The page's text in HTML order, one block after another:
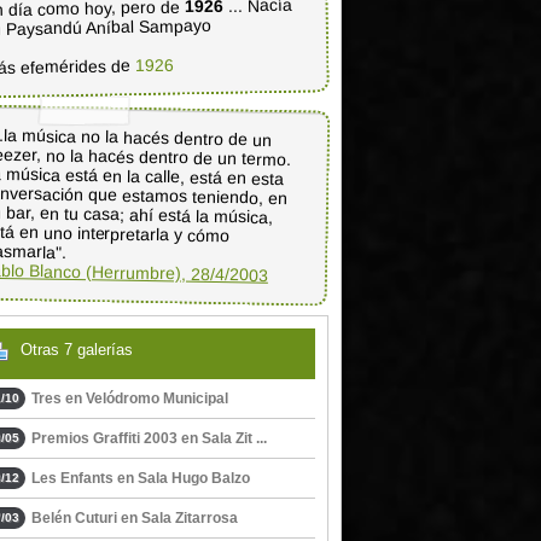
día como hoy, pero de 1926 ... Nacía
Paysandú Aníbal Sampayo
efemérides de 1926
música no la hacés dentro de un
no la hacés dentro de un termo.
música está en la calle, está en esta
que estamos teniendo, en
bar, en tu casa; ahí está la música,
en uno interpretarla y cómo
Blanco (Herrumbre), 28/4/2003
Otras 7 galerías
10 Tres en Velódromo Municipal
05 Premios Graffiti 2003 en Sala Zit ...
12 Les Enfants en Sala Hugo Balzo
03 Belén Cuturi en Sala Zitarrosa